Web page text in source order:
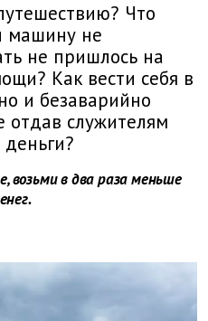
Что
машину не
не пришлось на
Как вести себя в
и безаварийно
отдав служителям
возьми в два раза меньше